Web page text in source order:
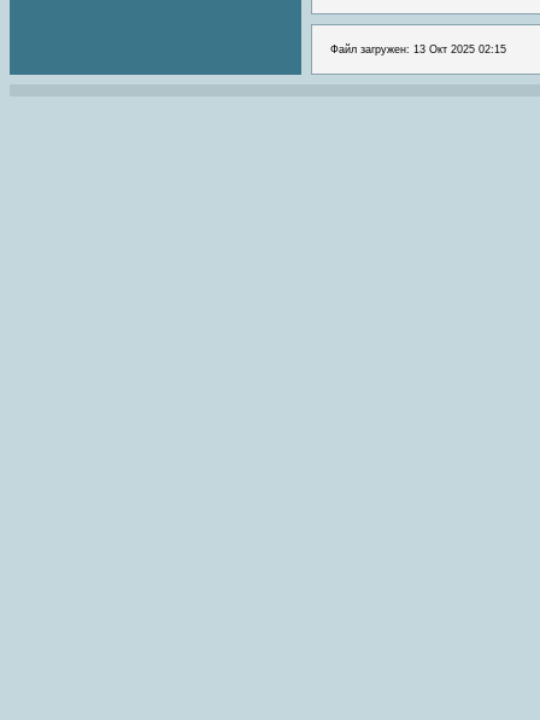
Файл загружен: 13 Окт 2025 02:15